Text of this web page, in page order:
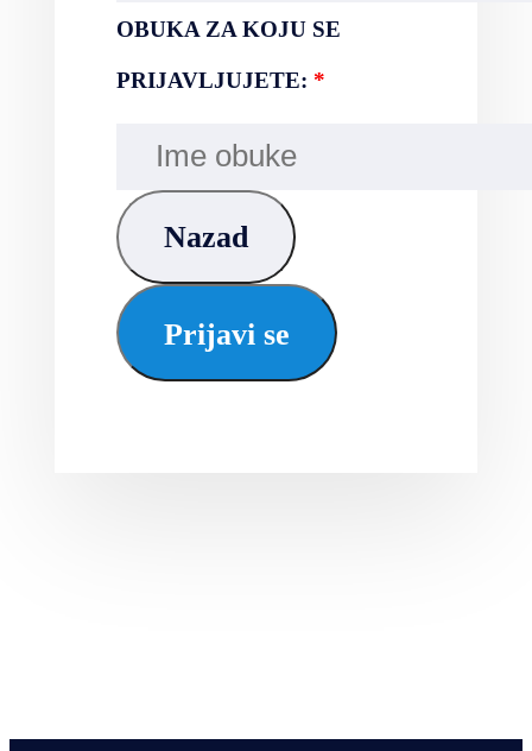
OBUKA ZA KOJU SE
PRIJAVLJUJETE: *
Nazad
Prijavi se